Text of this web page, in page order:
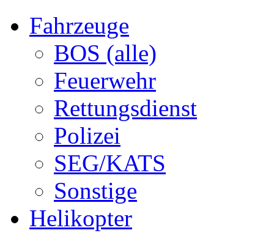
Fahrzeuge
BOS (alle)
Feuerwehr
Rettungsdienst
Polizei
SEG/KATS
Sonstige
Helikopter